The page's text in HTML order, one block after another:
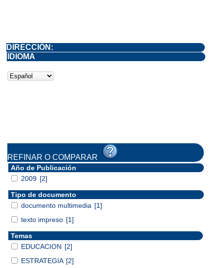
DIRECCIÓN:
IDIOMA
REFINAR O COMPARAR
Año de Publicación
2009 [2]
Tipo de documento
documento multimedia [1]
texto impreso [1]
Temas
EDUCACION [2]
ESTRATEGIA [2]